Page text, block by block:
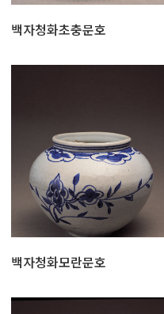
백자청화초충문호
백자청화모란문호